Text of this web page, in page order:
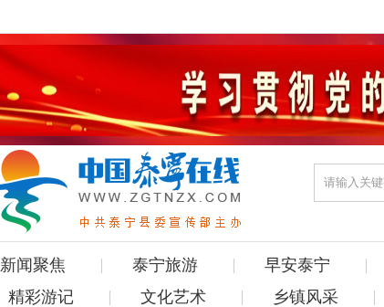
新闻聚焦 泰宁旅游 早安泰宁
精彩游记
文化艺术 乡镇风采